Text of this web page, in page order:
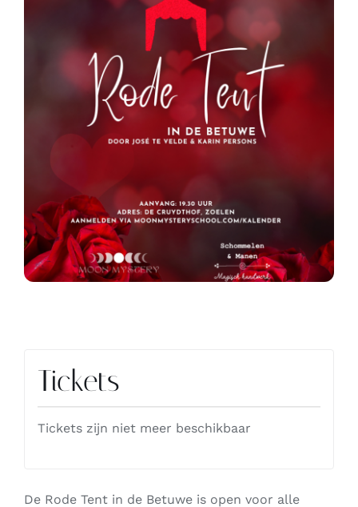
Contact
Zoeken
Tickets
Tickets zijn niet meer beschikbaar
De Rode Tent in de Betuwe is open voor alle